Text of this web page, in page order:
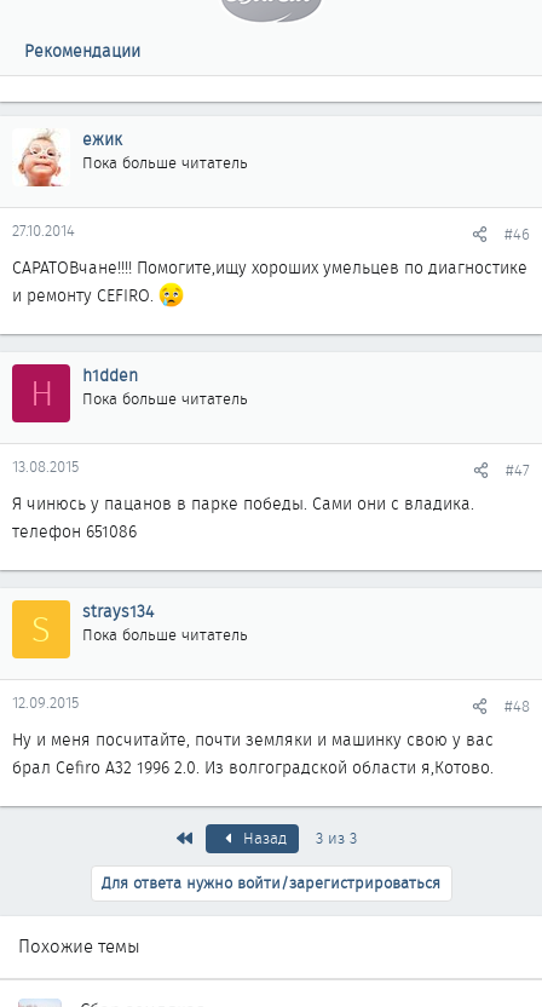
Рекомендации
ежик
Пока больше читатель
27.10.2014 #46
САРАТОВчане!!!! Помогите,ищу хороших умельцев по диагностике
и ремонту CEFIRO.
H h1dden
Пока больше читатель
13.08.2015 #47
Я чинюсь у пацанов в парке победы. Сами они с владика.
телефон 651086
S strays134
Пока больше читатель
12.09.2015 #48
Ну и меня посчитайте, почти земляки и машинку свою у вас
брал Cefiro A32 1996 2.0. Из волгоградской области я,Котово.
ПервыйНазад
3 из 3
Для ответа нужно войти/зарегистрироваться
Похожие темы